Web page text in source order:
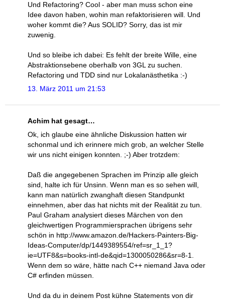
Und Refactoring? Cool - aber man muss schon eine
Idee davon haben, wohin man refaktorisieren will. Und
woher kommt die? Aus SOLID? Sorry, das ist mir
zuwenig.
Und so bleibe ich dabei: Es fehlt der breite Wille, eine
Abstraktionsebene oberhalb von 3GL zu suchen.
Refactoring und TDD sind nur Lokalanästhetika :-)
13. März 2011 um 21:53
Achim hat gesagt…
Ok, ich glaube eine ähnliche Diskussion hatten wir
schonmal und ich erinnere mich grob, an welcher Stelle
wir uns nicht einigen konnten. ;-) Aber trotzdem:
Daß die angegebenen Sprachen im Prinzip alle gleich
sind, halte ich für Unsinn. Wenn man es so sehen will,
kann man natürlich zwanghaft diesen Standpunkt
einnehmen, aber das hat nichts mit der Realität zu tun.
Paul Graham analysiert dieses Märchen von den
gleichwertigen Programmiersprachen übrigens sehr
schön in http://www.amazon.de/Hackers-Painters-Big-
Ideas-Computer/dp/1449389554/ref=sr_1_1?
ie=UTF8&s=books-intl-de&qid=1300050286&sr=8-1.
Wenn dem so wäre, hätte nach C++ niemand Java oder
C# erfinden müssen.
Und da du in deinem Post kühne Statements von dir